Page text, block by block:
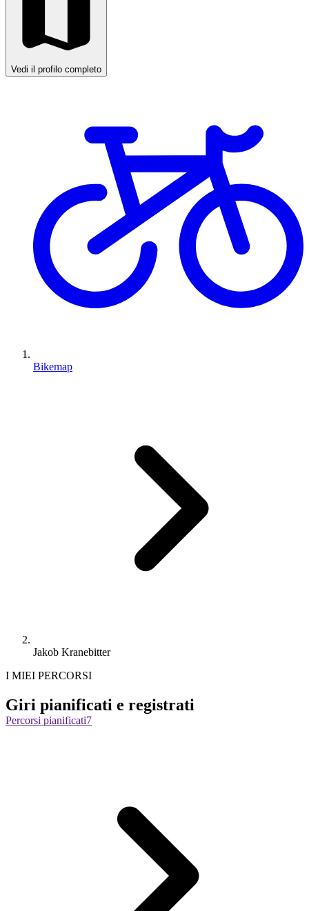
Vedi il profilo completo
Bikemap
Jakob Kranebitter
I MIEI PERCORSI
Giri pianificati e registrati
Percorsi pianificati7